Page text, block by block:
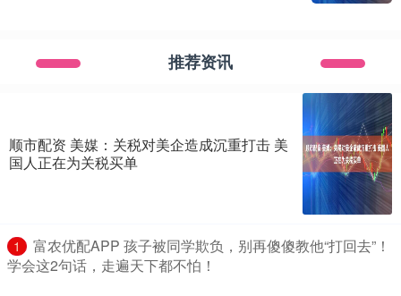
推荐资讯
顺市配资 美媒：关税对美企造成沉重打击 美
国人正在为关税买单
1
​富农优配APP 孩子被同学欺负，别再傻傻教他“打回去”！
学会这2句话，走遍天下都不怕！